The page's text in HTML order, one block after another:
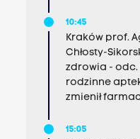
10:45
Kraków prof.
Chłosty-
zdrowia - odc.
rodzinne
zmienił
15:05